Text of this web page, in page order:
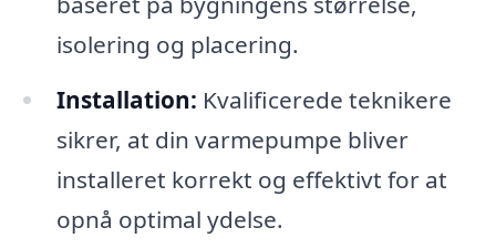
isolering og placering.
Installation: Kvalificerede teknikere
sikrer, at din varmepumpe bliver
installeret korrekt og effektivt for at
opnå optimal ydelse.